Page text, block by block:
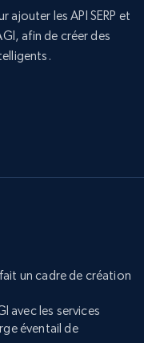
les API SERP et
afin de créer des
un cadre de création
avec les services
éventail de